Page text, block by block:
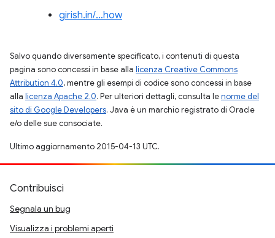
girish.in/…how
Salvo quando diversamente specificato, i contenuti di questa
pagina sono concessi in base alla licenza Creative Commons
Attribution 4.0, mentre gli esempi di codice sono concessi in base
alla licenza Apache 2.0. Per ulteriori dettagli, consulta lenorme del
sito di Google Developers. Java è un marchio registrato di Oracle
e/o delle sue consociate.
Ultimo aggiornamento 2015-04-13 UTC.
Contribuisci
Segnala un bug
Visualizza i problemi aperti